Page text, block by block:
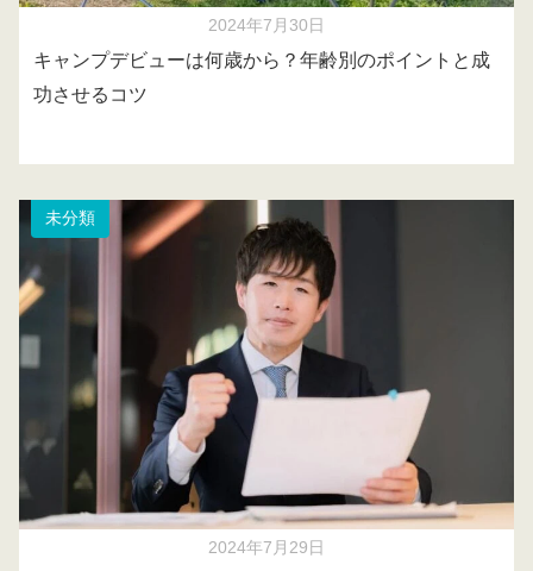
2024年7月30日
キャンプデビューは何歳から？年齢別のポイントと成
功させるコツ
未分類
2024年7月29日